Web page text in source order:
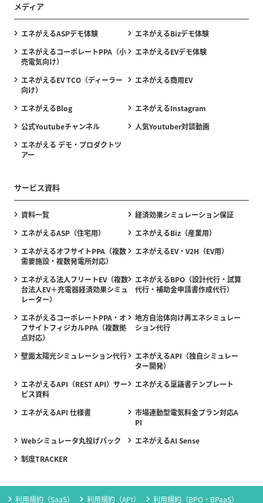
メディア
エネがえるASPデモ体験
エネがえるBizデモ体験
エネがえるコーポレートPPA（小
売電気向け）
エネがえるEVデモ体験
エネがえるEV TCO（ディーラー
向け）
エネがえる商用EV
エネがえるBlog
エネがえるInstagram
公式Youtubeチャンネル
人気Youtuber対談動画
エネがえる デモ・プロダクトツ
アー
サービス資料
資料一覧
経済効果シミュレーション保証
エネがえるASP（住宅用）
エネがえるBiz（産業用）
エネがえるオフサイトPPA（複数
需要施設・複数発電所対応）
エネがえるEV・V2H（EV用）
エネがえる法人フリートEV（複数
台法人EV＋充電器経済効果シミュ
レーター）
エネがえるBPO（設計代行・試算
代行・補助金申請書作成代行）
エネがえるコーポレートPPA・オ
フサイトフィジカルPPA（複数拠
点対応）
地方自治体向け再エネシミュレー
ション代行
壁面太陽光シミュレーション代行
エネがえるAPI（独自シミュレー
ター開発）
エネがえるAPI（REST API）サー
ビス資料
エネがえる稟議書テンプレート
エネがえるAPI 仕様書
市場連動型電気料金プラン対応A
PI
Webシミュレータ丸投げパック
エネがえるAI Sense
制度TRACKER
利用規約（SaaS） 利用規約（API） 利用規約（BPO・BPaaS）